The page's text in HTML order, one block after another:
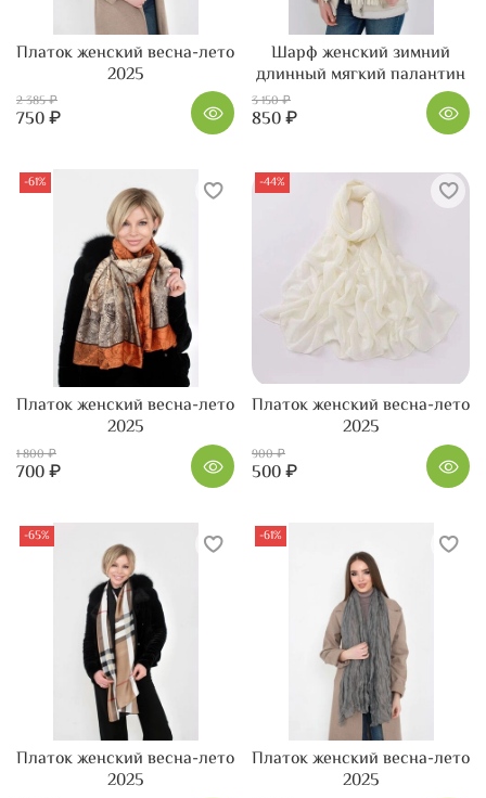
Платок женский весна-лето
2025
2 385 ₽
750 ₽
Шарф женский зимний
длинный мягкий палантин
3 150 ₽
850 ₽
-61%
Платок женский весна-лето
2025
1 800 ₽
700 ₽
-44%
Платок женский весна-лето
2025
900 ₽
500 ₽
-65%
Платок женский весна-лето
2025
-61%
Платок женский весна-лето
2025